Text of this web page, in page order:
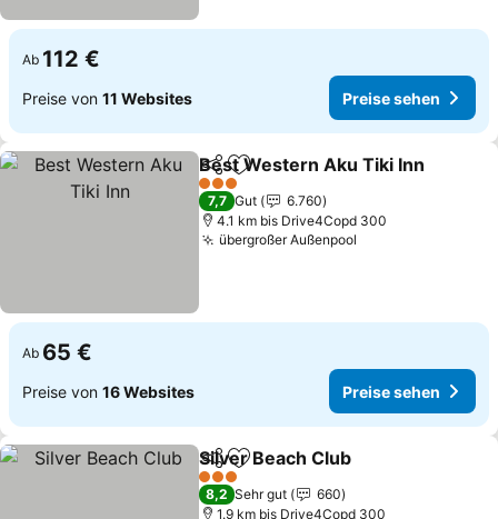
Ab 112 €
Preise von 11 Websites Preise sehen
TeilenZu Favoriten hinzufügen
Best Western Aku Tiki Inn
3 Sterne
7,7 Gut
6.760
4.1 km bis Drive4Copd 300
übergroßer Außenpool
Ab 65 €
Preise von 16 Websites Preise sehen
TeilenZu Favoriten hinzufügen
Silver Beach Club
3 Sterne
8,2 Sehr gut
660
1.9 km bis Drive4Copd 300